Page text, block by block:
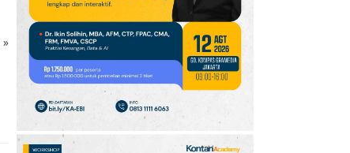
»
10 Klasemen Grup A Piala
AFF 2026: Ini Skenario
Indonesia Lolos ke
Semifinal